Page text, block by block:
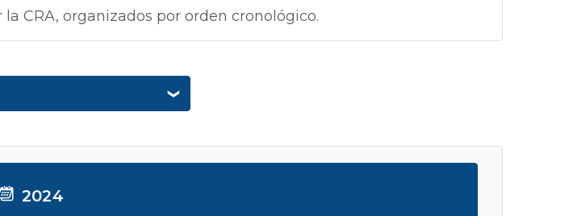
CRA, organizados por orden cronológico.
2024